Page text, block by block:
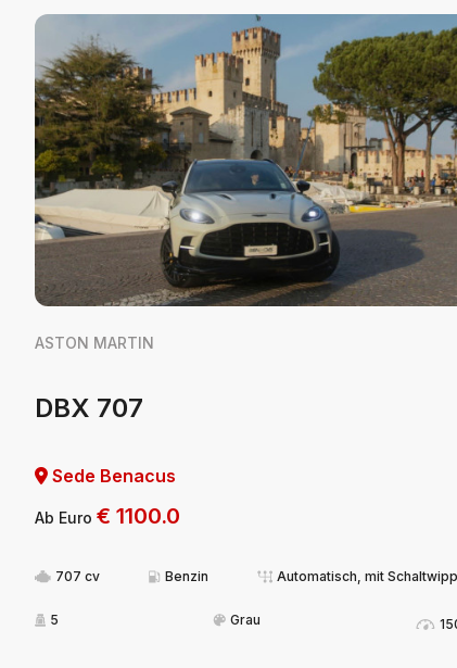
ASTON MARTIN
DBX 707
Sede Benacus
Ab Euro € 1100.0
707 cv Benzin Automatisch, mit
5 Grau